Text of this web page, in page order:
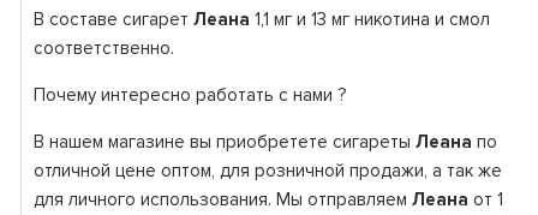
В составе сигарет Леана 1,1 мг и 13 мг никотина и смол
соответственно.
Почему интересно работать с нами ?
В нашем магазине вы приобретете сигареты Леана по
отличной цене оптом, для розничной продажи, а так же
для личного использования. Мы отправляем Леана от 1